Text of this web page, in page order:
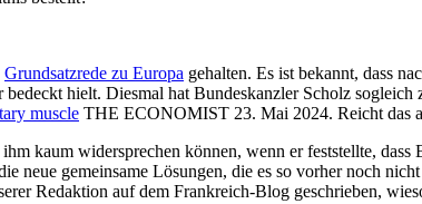
Grundsatzrede zu Europa gehalten. Es ist bekannt, dass
hielt. Diesmal hat Bundeskanzler Scholz
muscle THE ECONOMIST 23. Mai 2024. Reicht das
kaum widersprechen können, wenn er feststellte, dass
gemeinsame Lösungen, die es so vorher noch
Redaktion auf dem Frankreich-Blog geschrieben,